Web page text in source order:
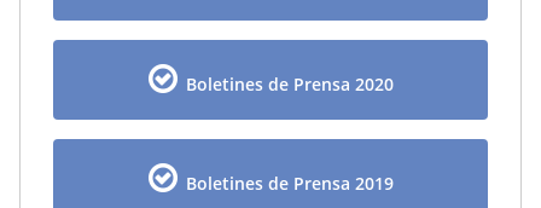
Boletines de Prensa 2020
Boletines de Prensa 2019